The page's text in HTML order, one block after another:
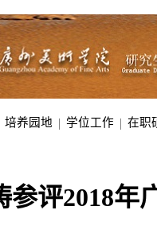
培养园地 | 学位工作 | 在职
参评2018年